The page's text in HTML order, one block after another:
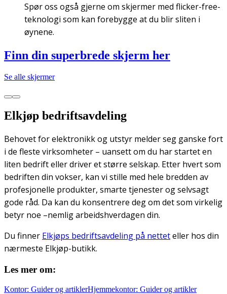
Spør oss også gjerne om skjermer med flicker-free-
teknologi som kan forebygge at du blir sliten i
øynene.
Finn din superbrede skjerm her
Se alle skjermer
Elkjøp bedriftsavdeling
Behovet for elektronikk og utstyr melder seg ganske fort
i de fleste virksomheter – uansett om du har startet en
liten bedrift eller driver et større selskap. Etter hvert som
bedriften din vokser, kan vi stille med hele bredden av
profesjonelle produkter, smarte tjenester og selvsagt
gode råd. Da kan du konsentrere deg om det som virkelig
betyr noe –nemlig arbeidshverdagen din.
Du finner Elkjøps bedriftsavdeling på netteteller hos din
nærmeste Elkjøp-butikk.
Les mer om:
Kontor: Guider og artiklerHjemmekontor: Guider og artikler